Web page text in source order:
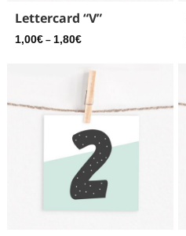
Lettercard “V”
1,00€ – 1,80€